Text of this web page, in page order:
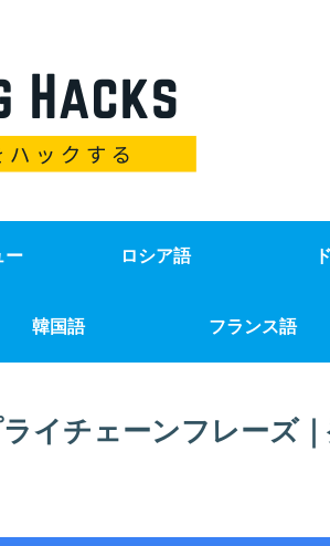
ー ロシア語
韓国語 フランス語
イチェーンフレーズ